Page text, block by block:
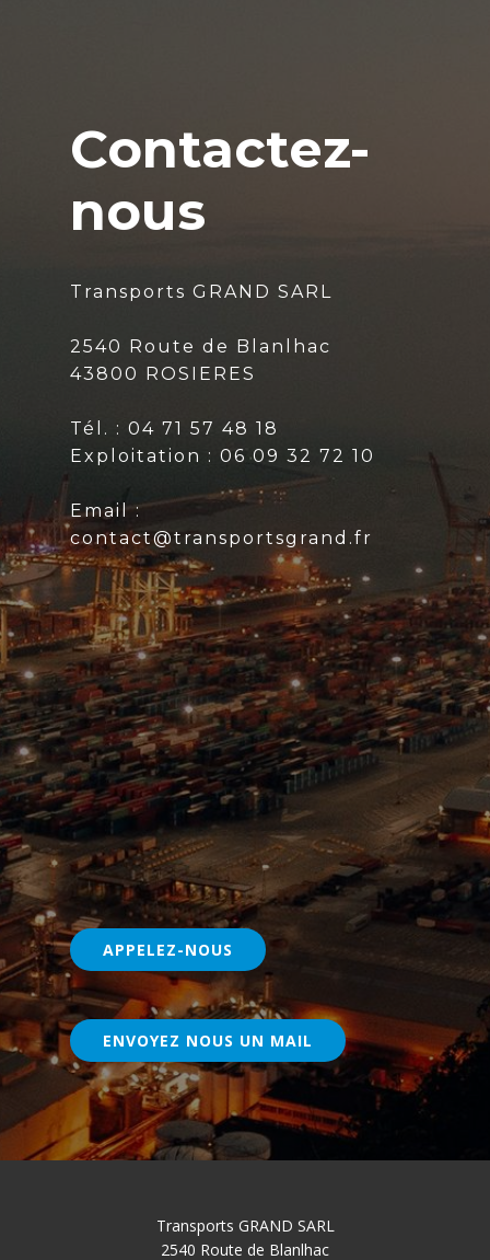
Contactez-
nous
Transports GRAND SARL
2540 Route de Blanlhac
43800 ROSIERES
Tél. : 04 71 57 48 18
Exploitation : 06 09 32 72 10
Email :
contact@transportsgrand.fr
APPELEZ-NOUS
ENVOYEZ NOUS UN MAIL
Transports GRAND SARL
2540 Route de Blanlhac